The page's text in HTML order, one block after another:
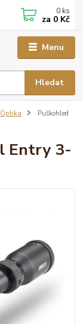
Menu
Hledat
0 ks
za 0 Kč
Optika
Puškohled
Entry 3-